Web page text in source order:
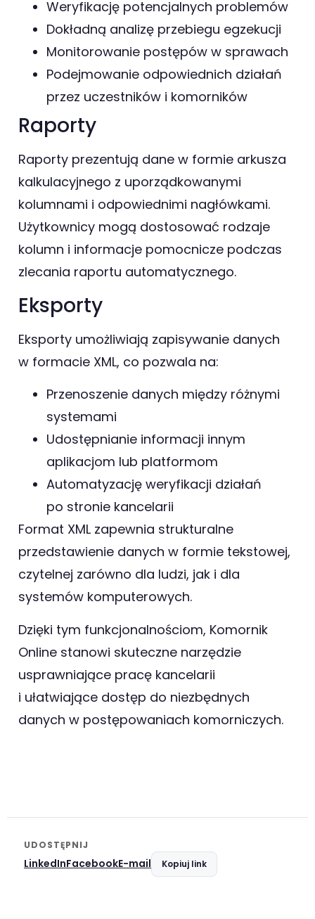
Weryfikację potencjalnych problemów
Dokładną analizę przebiegu egzekucji
Monitorowanie postępów w sprawach
Podejmowanie odpowiednich działań
przez uczestników i komorników
Raporty
Raporty prezentują dane w formie arkusza
kalkulacyjnego z uporządkowanymi
kolumnami i odpowiednimi nagłówkami.
Użytkownicy mogą dostosować rodzaje
kolumn i informacje pomocnicze podczas
zlecania raportu automatycznego.
Eksporty
Eksporty umożliwiają zapisywanie danych
w formacie XML, co pozwala na:
Przenoszenie danych między różnymi
systemami
Udostępnianie informacji innym
aplikacjom lub platformom
Automatyzację weryfikacji działań
po stronie kancelarii
Format XML zapewnia strukturalne
przedstawienie danych w formie tekstowej,
czytelnej zarówno dla ludzi, jak i dla
systemów komputerowych.
Dzięki tym funkcjonalnościom, Komornik
Online stanowi skuteczne narzędzie
usprawniające pracę kancelarii
i ułatwiające dostęp do niezbędnych
danych w postępowaniach komorniczych.
UDOSTĘPNIJ
LinkedInFacebookE-mail Kopiuj link